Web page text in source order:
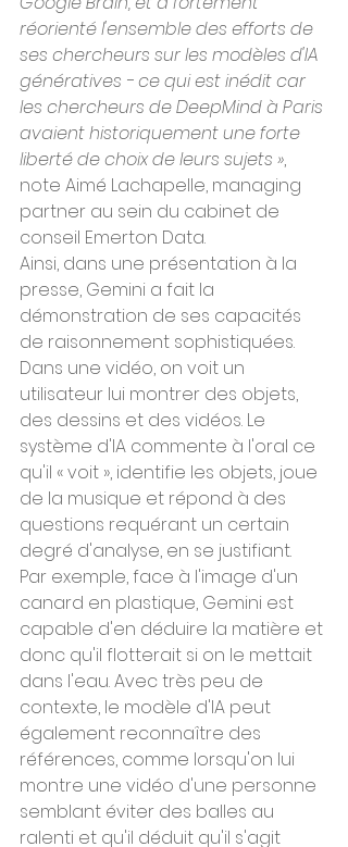
réorienté l'ensemble des efforts de
ses chercheurs sur les modèles d'IA
génératives - ce qui est inédit car
les chercheurs de DeepMind à Paris
avaient historiquement une forte
liberté de choix de leurs sujets »,
note Aimé Lachapelle, managing
partner au sein du cabinet de
conseil Emerton Data.
Ainsi, dans une présentation à la
presse, Gemini a fait la
démonstration de ses capacités
de raisonnement sophistiquées.
Dans une vidéo, on voit un
utilisateur lui montrer des objets,
des dessins et des vidéos. Le
système d'IA commente à l'oral ce
qu'il « voit », identifie les objets, joue
de la musique et répond à des
questions requérant un certain
degré d'analyse, en se justifiant.
Par exemple, face à l'image d'un
canard en plastique, Gemini est
capable d'en déduire la matière et
donc qu'il flotterait si on le mettait
dans l'eau. Avec très peu de
contexte, le modèle d'IA peut
également reconnaître des
références, comme lorsqu'on lui
montre une vidéo d'une personne
semblant éviter des balles au
ralenti et qu'il déduit qu'il s'agit